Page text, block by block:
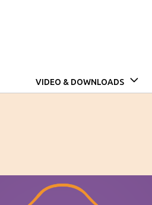
VIDEO & DOWNLOADS